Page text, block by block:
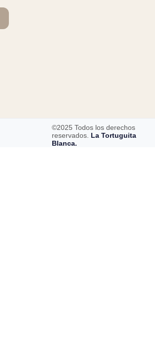
©2025 Todos los derechos
reservados. La Tortuguita
Blanca.